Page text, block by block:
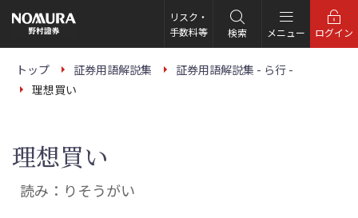
の
ー
リスク・
手数料等
検索 メニュー ログイン
トップ 証券用語解説集
証券用語解説集 - ら行 -
理想買い
理想買い
読み：りそうがい